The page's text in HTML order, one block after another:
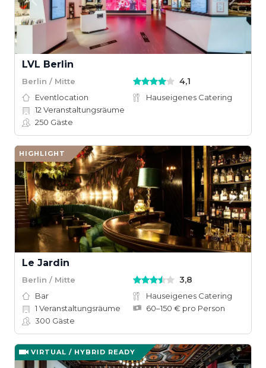
LVL Berlin
Berlin / Mitte 4,1
Eventlocation
Hauseigenes Catering
12 Veranstaltungsräume
250 Gäste
HIGHLIGHT
Le Jardin
Berlin / Mitte 3,8
Bar
Hauseigenes Catering
1 Veranstaltungsräume
60–150 € pro Person
300 Gäste
VIRTUAL / HYBRID READY